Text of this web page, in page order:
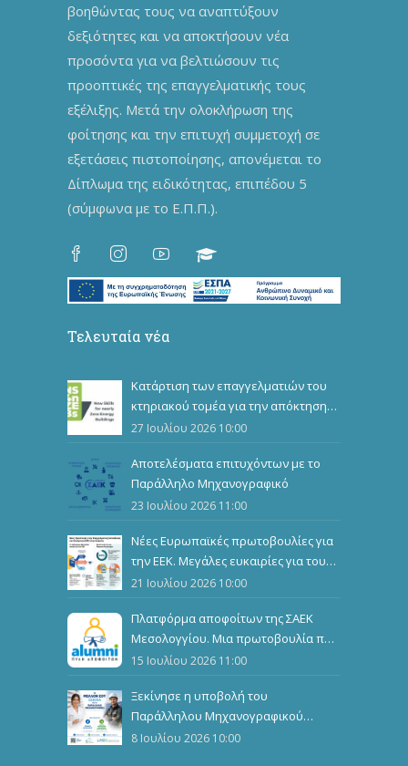
βοηθώντας τους να αναπτύξουν
δεξιότητες και να αποκτήσουν νέα
προσόντα για να βελτιώσουν τις
προοπτικές της επαγγελματικής τους
εξέλιξης. Μετά την ολοκλήρωση της
φοίτησης και την επιτυχή συμμετοχή σε
εξετάσεις πιστοποίησης, απονέμεται το
Δίπλωμα της ειδικότητας, επιπέδου 5
(σύμφωνα με το Ε.Π.Π.).
Τελευταία νέα
Κατάρτιση των επαγγελματιών του
κτηριακού τομέα για την απόκτηση
επιπλέον επαγγελματικών
27 Ιουλίου 2026 10:00
Αποτελέσματα επιτυχόντων με το
Παράλληλο Μηχανογραφικό
23 Ιουλίου 2026 11:00
Νέες Ευρωπαϊκές πρωτοβουλίες για
την ΕΕΚ. Μεγάλες ευκαιρίες για τους
καταρτιζόμενους
21 Ιουλίου 2026 10:00
Πλατφόρμα αποφοίτων της ΣΑΕΚ
Μεσολογγίου. Μια πρωτοβουλία που
ενώνει, αναδεικνύει και εμπνέει
15 Ιουλίου 2026 11:00
Ξεκίνησε η υποβολή του
Παράλληλου Μηχανογραφικού
Δελτίου
8 Ιουλίου 2026 10:00